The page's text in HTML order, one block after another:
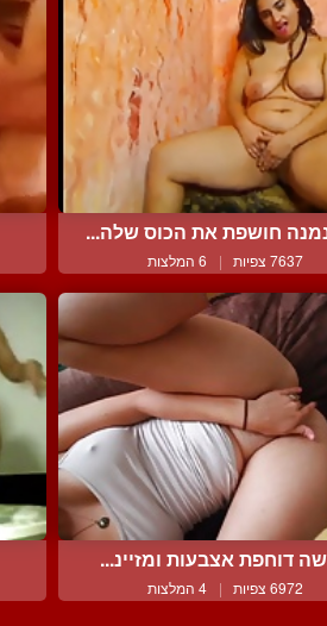
חושפת את הכוס שלה...
7637 צפיות | 6 המלצות
דוחפת אצבעות ומזיינ...
6972 צפיות | 4 המלצות